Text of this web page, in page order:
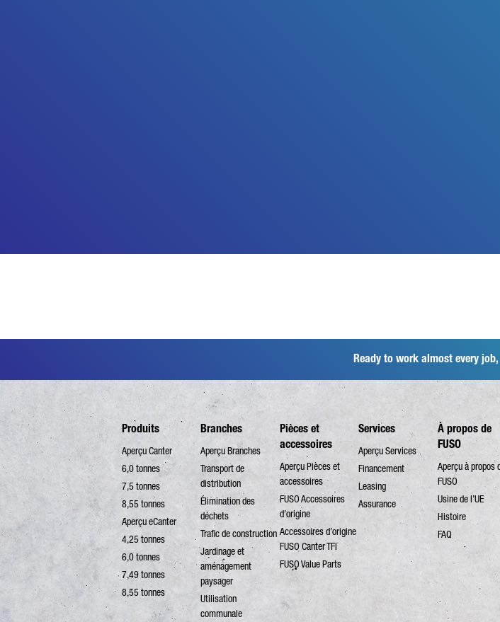
Ready to work almost every
Produits
Aperçu Canter
6,0 tonnes
7,5 tonnes
8,55 tonnes
Aperçu eCanter
4,25 tonnes
6,0 tonnes
7,49 tonnes
8,55 tonnes
Branches
Aperçu Branches
Transport de
distribution
Élimination des
déchets
Trafic de construction
Jardinage et
aménagement
paysager
Utilisation
communale
Pièces et
accessoires
Aperçu Pièces et
accessoires
FUSO Accessoires
d’origine
Accessoires d’origine
FUSO Canter TFI
FUSO Value Parts
Services
Aperçu Services
Financement
Leasing
Assurance
À propos de
FUSO
Aperçu à propos
FUSO
Usine de l’UE
Histoire
FAQ